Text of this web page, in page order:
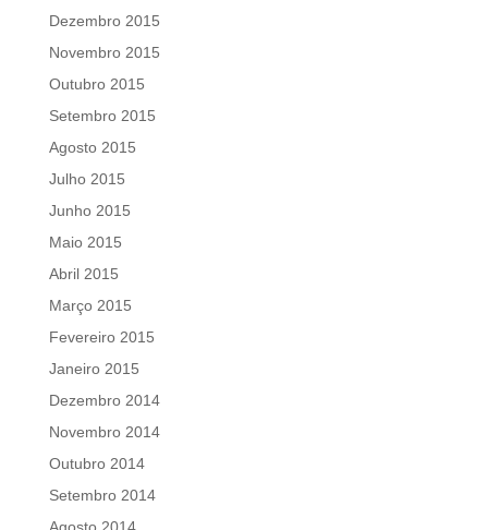
Dezembro 2015
Novembro 2015
Outubro 2015
Setembro 2015
Agosto 2015
Julho 2015
Junho 2015
Maio 2015
Abril 2015
Março 2015
Fevereiro 2015
Janeiro 2015
Dezembro 2014
Novembro 2014
Outubro 2014
Setembro 2014